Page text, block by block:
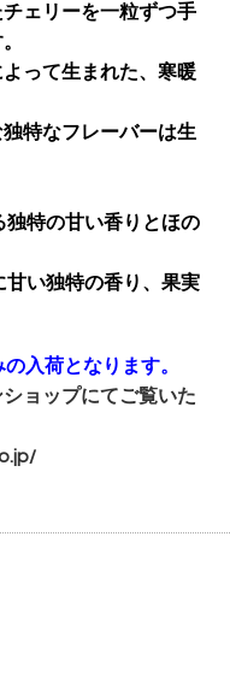
ェリーを一粒ずつ手
って生まれた、寒暖
特なフレーバーは生
独特の甘い香りとほの
甘い独特の香り、果実
入荷となります。
ョップにてご覧いた